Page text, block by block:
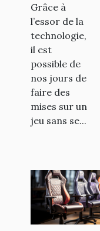
de pari
sportif
Grâce à
l’essor de la
technologie,
il est
possible de
nos jours de
faire des
mises sur un
jeu sans se...